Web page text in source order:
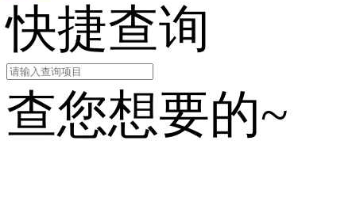
快捷查询
查您想要的~